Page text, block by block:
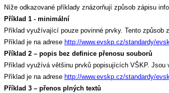
Níže odkazované příklady znázorňují způsob zápisu
Příklad 1 - minimální
Příklad využívající pouze povinné prvky. Tento
Příklad je na adrese http://www.evskp.cz/standardy/
Příklad 2 – popis bez definice přenosu souborů
Příklad využívá většinu prvků popisujících VŠKP. Jsou
Příklad je na adrese http://www.evskp.cz/standardy/
Příklad 3 – přenos plných textů